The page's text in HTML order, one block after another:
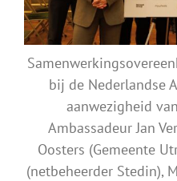
bij de Nederlandse
aanwezigheid
Ambassadeur Jan
Oosters (Gemeente
(netbeheerder Stedin),